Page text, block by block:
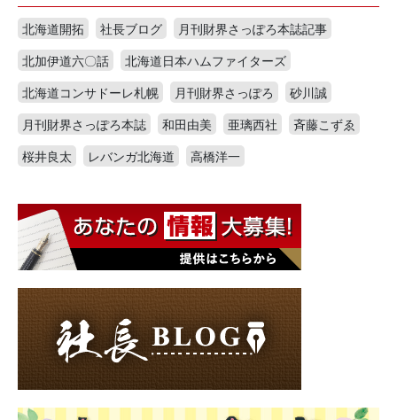
北海道開拓 社長ブログ
月刊財界さっぽろ本誌記事
北加伊道六〇話
北海道日本ハムファイターズ
北海道コンサドーレ札幌
月刊財界さっぽろ
砂川誠
月刊財界さっぽろ本誌
和田由美 亜璃西社
斉藤こずゑ
桜井良太
レバンガ北海道 高橋洋一